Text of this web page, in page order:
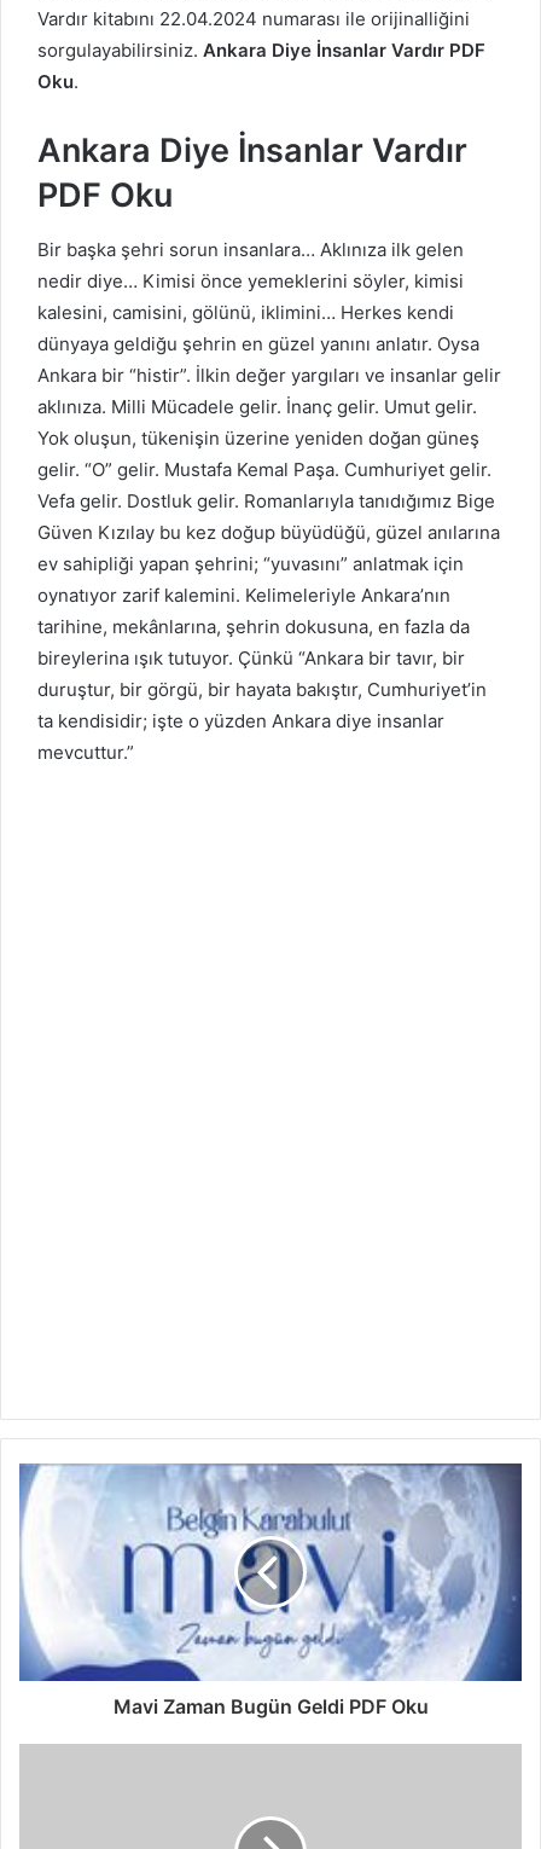
Vardır kitabını 22.04.2024 numarası ile orijinalliğini
sorgulayabilirsiniz. Ankara Diye İnsanlar Vardır PDF
Oku.
Ankara Diye İnsanlar Vardır
PDF Oku
Bir başka şehri sorun insanlara… Aklınıza ilk gelen
nedir diye… Kimisi önce yemeklerini söyler, kimisi
kalesini, camisini, gölünü, iklimini… Herkes kendi
dünyaya geldiğu şehrin en güzel yanını anlatır. Oysa
Ankara bir “histir”. İlkin değer yargıları ve insanlar gelir
aklınıza. Milli Mücadele gelir. İnanç gelir. Umut gelir.
Yok oluşun, tükenişin üzerine yeniden doğan güneş
gelir. “O” gelir. Mustafa Kemal Paşa. Cumhuriyet gelir.
Vefa gelir. Dostluk gelir. Romanlarıyla tanıdığımız Bige
Güven Kızılay bu kez doğup büyüdüğü, güzel anılarına
ev sahipliği yapan şehrini; “yuvasını” anlatmak için
oynatıyor zarif kalemini. Kelimeleriyle Ankara’nın
tarihine, mekânlarına, şehrin dokusuna, en fazla da
bireylerina ışık tutuyor. Çünkü “Ankara bir tavır, bir
duruştur, bir görgü, bir hayata bakıştır, Cumhuriyet’in
ta kendisidir; işte o yüzden Ankara diye insanlar
mevcuttur.”
Mavi Zaman Bugün Geldi PDF Oku